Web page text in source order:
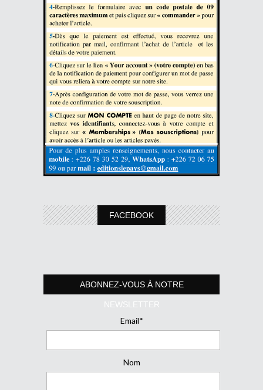
FACEBOOK
ABONNEZ-VOUS À NOTRE
NEWSLETTER
Email*
Nom